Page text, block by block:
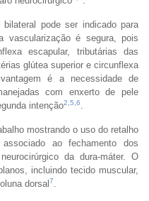
pode ser indicado para
vascularização é segura, pois
escapular, tributárias das
glútea superior e circunflexa
é a necessidade de
com enxerto de pele
intenção2 5 6
mostrando o uso do retalho
ao fechamento dos
da dura-máter. O
incluindo tecido muscular,
dorsal 7